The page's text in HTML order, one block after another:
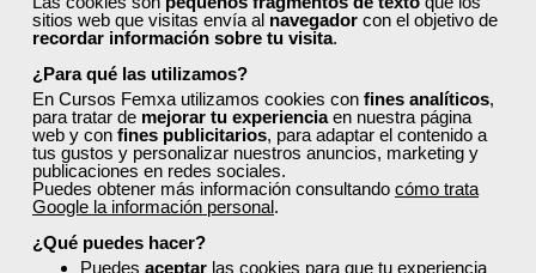
sitios web que visitas envía al navegador con el objetivo de
recordar información sobre tu visita.
¿Para qué las utilizamos?
En Cursos Femxa utilizamos cookies con fines analíticos,
para tratar de mejorar tu experienciaen nuestra página
web y con fines publicitarios, para adaptar el contenido a
tus gustos y personalizar nuestros anuncios, marketing y
publicaciones en redes sociales.
Puedes obtener más información consultando cómo trata
Google la información personal.
¿Qué puedes hacer?
Puedes aceptar las cookies para que tu experiencia
Comprar
20
Descuentos especiales